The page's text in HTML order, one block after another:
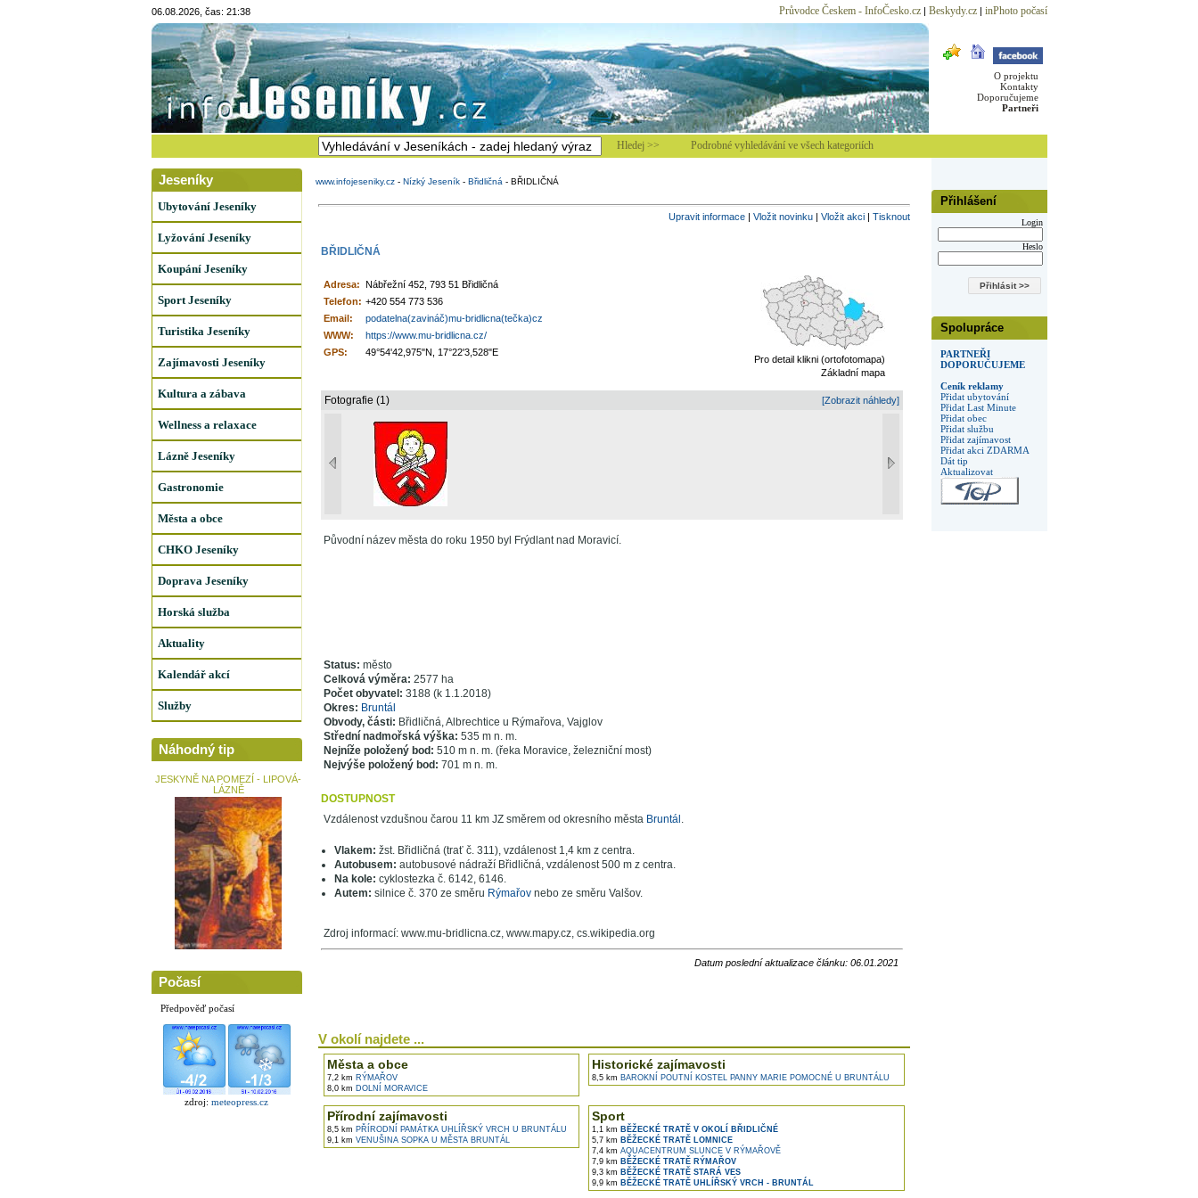
06.08.2026, čas: 21:38 Průvodce Českem - InfoČesko.cz| Beskydy.cz| inPhoto počasí
O projektu
Kontakty
Doporučujeme
Partneři
Hledej >> Podrobné vyhledávání ve všech kategoriích
Přihlášení
Login
Heslo
Spolupráce
PARTNEŘI
DOPORUČUJEME
Ceník reklamy
Přidat ubytování
Přidat Last Minute
Přidat obec
Přidat službu
Přidat zajímavost
Přidat akci ZDARMA
Dát tip
Aktualizovat
Jeseníky
Ubytování Jeseníky
Lyžování Jeseníky
Koupání Jeseníky
Sport Jeseníky
Turistika Jeseníky
Zajímavosti Jeseníky
Kultura a zábava
Wellness a relaxace
Lázně Jeseníky
Gastronomie
Města a obce
CHKO Jeseníky
Doprava Jeseníky
Horská služba
Aktuality
Kalendář akcí
Služby
Náhodný tip
JESKYNĚ NA POMEZÍ - LIPOVÁ-
LÁZNĚ
Počasí
Předpověď počasí
zdroj: meteopress.cz
www.infojeseniky.cz- Nízký Jeseník- Břidličná - BŘIDLIČNÁ
Upravit informace| Vložit novinku| Vložit akci| Tisknout
BŘIDLIČNÁ
Adresa: Nábřežní 452, 793 51 Břidličná
Telefon: +420 554 773 536
Email:
podatelna(zavináč)mu-bridlicna(tečka)cz
WWW:
https://www.mu-bridlicna.cz/
GPS:
49°54'42,975"N, 17°22'3,528"E
Pro detail klikni (ortofotomapa)
Základní mapa
Fotografie (1) [Zobrazit náhledy]
Původní název města do roku 1950 byl Frýdlant nad Moravicí.
Status: město
Celková výměra: 2577 ha
Počet obyvatel: 3188 (k 1.1.2018)
Okres: Bruntál
Obvody, části: Břidličná, Albrechtice u Rýmařova, Vajglov
Střední nadmořská výška: 535 m n. m.
Nejníže položený bod: 510 m n. m. (řeka Moravice, železniční most)
Nejvýše položený bod: 701 m n. m.
DOSTUPNOST
Vzdálenost vzdušnou čarou 11 km JZ směrem od okresního města Bruntál .
Vlakem: žst. Břidličná (trať č. 311), vzdálenost 1,4 km z centra.
Autobusem: autobusové nádraží Břidličná, vzdálenost 500 m z centra.
Na kole: cyklostezka č. 6142, 6146.
Autem: silnice č. 370 ze směru Rýmařovnebo ze směru Valšov.
Zdroj informací: www.mu-bridlicna.cz, www.mapy.cz, cs.wikipedia.org
Datum poslední aktualizace článku: 06.01.2021
V okolí najdete ...
Města a obce
7,2 km RÝMAŘOV
8,0 km DOLNÍ MORAVICE
Historické zajímavosti
8,5 km BAROKNÍ POUTNÍ KOSTEL PANNY MARIE POMOCNÉ U BRUNTÁLU
Přírodní zajímavosti
8,5 km PŘÍRODNÍ PAMÁTKA UHLÍŘSKÝ VRCH U BRUNTÁLU
9,1 km VENUŠINA SOPKA U MĚSTA BRUNTÁL
Sport
1,1 km BĚŽECKÉ TRATĚ V OKOLÍ BŘIDLIČNÉ
5,7 km BĚŽECKÉ TRATĚ LOMNICE
7,4 km AQUACENTRUM SLUNCE V RÝMAŘOVĚ
7,9 km BĚŽECKÉ TRATĚ RÝMAŘOV
9,3 km BĚŽECKÉ TRATĚ STARÁ VES
9,9 km BĚŽECKÉ TRATĚ UHLÍŘSKÝ VRCH - BRUNTÁL